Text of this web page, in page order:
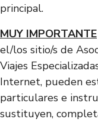
principal.
MUY IMPORTANTE
el/los sitio/s de
Viajes
Internet, pueden
particulares e
sustituyen,